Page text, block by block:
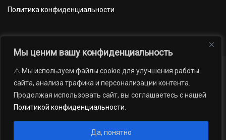
Мы ценим вашу конфиденциальность
⚠️ Мы используем файлы cookie для улучшения работы
сайта, анализа трафика и персонализации контента.
Продолжая использовать сайт, вы соглашаетесь с нашей
Политикой конфиденциальности
Да, понятно
Политика конфиденциальности
Новости Наши проекты
Официально
АРХИВ
16+
газеты «Миасский рабочий»; Областное государственное учреждение
«Издательский дом «Губерния». Все права защищены.
Андрей Петрович Попов